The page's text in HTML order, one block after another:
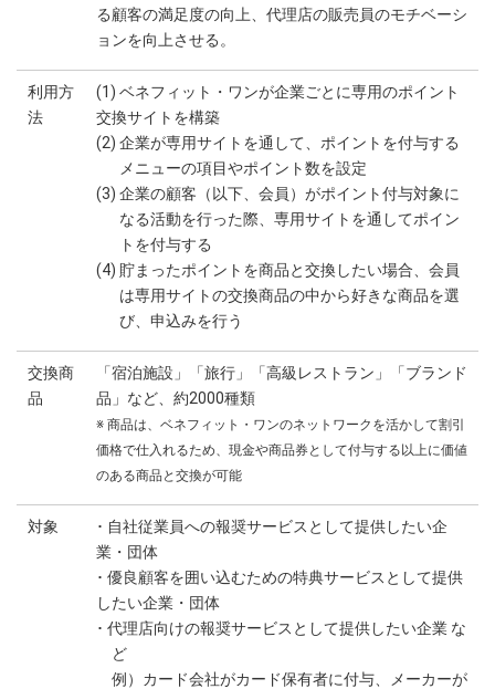
る顧客の満足度の向上、代理店の販売員のモチベーシ
ョンを向上させる。
利用方
法
(1) ベネフィット・ワンが企業ごとに専用のポイント
交換サイトを構築
(2) 企業が専用サイトを通して、ポイントを付与する
メニューの項目やポイント数を設定
(3) 企業の顧客（以下、会員）がポイント付与対象に
なる活動を行った際、専用サイトを通してポイン
トを付与する
(4) 貯まったポイントを商品と交換したい場合、会員
は専用サイトの交換商品の中から好きな商品を選
び、申込みを行う
交換商
品
「宿泊施設」「旅行」「高級レストラン」「ブランド
品」など、約2000種類
※ 商品は、ベネフィット・ワンのネットワークを活かして割引
価格で仕入れるため、現金や商品券として付与する以上に価値
のある商品と交換が可能
対象
･ 自社従業員への報奨サービスとして提供したい企
業・団体
･ 優良顧客を囲い込むための特典サービスとして提供
したい企業・団体
･ 代理店向けの報奨サービスとして提供したい企業 な
ど
例）カード会社がカード保有者に付与、メーカーが